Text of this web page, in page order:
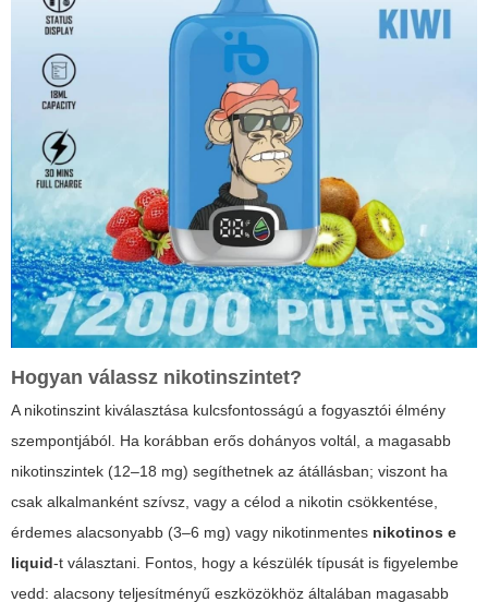
Hogyan válassz nikotinszintet?
A nikotinszint kiválasztása kulcsfontosságú a fogyasztói élmény
szempontjából. Ha korábban erős dohányos voltál, a magasabb
nikotinszintek (12–18 mg) segíthetnek az átállásban; viszont ha
csak alkalmanként szívsz, vagy a célod a nikotin csökkentése,
érdemes alacsonyabb (3–6 mg) vagy nikotinmentes nikotinos e
liquid-t választani. Fontos, hogy a készülék típusát is figyelembe
vedd: alacsony teljesítményű eszközökhöz általában magasabb